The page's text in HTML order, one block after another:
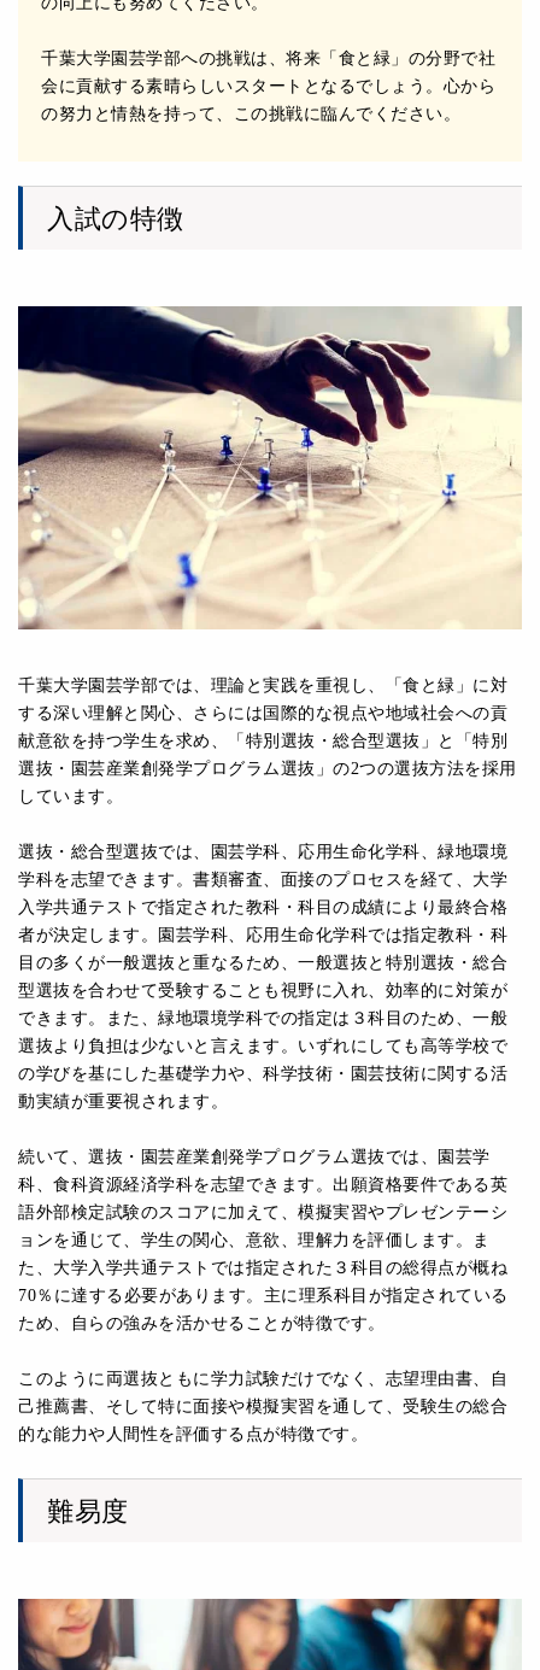
千葉⼤学園芸学部への挑戦は、将来「⾷と緑」の分野で社
会に貢献する素晴らしいスタートとなるでしょう。⼼から
の努⼒と情熱を持って、この挑戦に臨んでください。
入試の特徴
千葉⼤学園芸学部では、理論と実践を重視し、「⾷と緑」に対
する深い理解と関⼼、さらには国際的な視点や地域社会への貢
献意欲を持つ学⽣を求め、「特別選抜・総合型選抜」と「特別
選抜・園芸産業創発学プログラム選抜」の2つの選抜⽅法を採⽤
しています。
選抜・総合型選抜では、園芸学科、応⽤⽣命化学科、緑地環境
学科を志望できます。書類審査、⾯接のプロセスを経て、⼤学
⼊学共通テストで指定された教科・科⽬の成績により最終合格
者が決定します。園芸学科、応⽤⽣命化学科では指定教科・科
⽬の多くが⼀般選抜と重なるため、⼀般選抜と特別選抜・総合
型選抜を合わせて受験することも視野に⼊れ、効率的に対策が
できます。また、緑地環境学科での指定は３科⽬のため、⼀般
選抜より負担は少ないと⾔えます。いずれにしても⾼等学校で
の学びを基にした基礎学⼒や、科学技術・園芸技術に関する活
動実績が重要視されます。
続いて、選抜・園芸産業創発学プログラム選抜では、園芸学
科、⾷科資源経済学科を志望できます。出願資格要件である英
語外部検定試験のスコアに加えて、模擬実習やプレゼンテーシ
ョンを通じて、学⽣の関⼼、意欲、理解⼒を評価します。ま
た、⼤学⼊学共通テストでは指定された３科⽬の総得点が概ね
70％に達する必要があります。主に理系科⽬が指定されている
ため、⾃らの強みを活かせることが特徴です。
このように両選抜ともに学⼒試験だけでなく、志望理由書、⾃
⼰推薦書、そして特に⾯接や模擬実習を通して、受験⽣の総合
的な能⼒や⼈間性を評価する点が特徴です。
難易度